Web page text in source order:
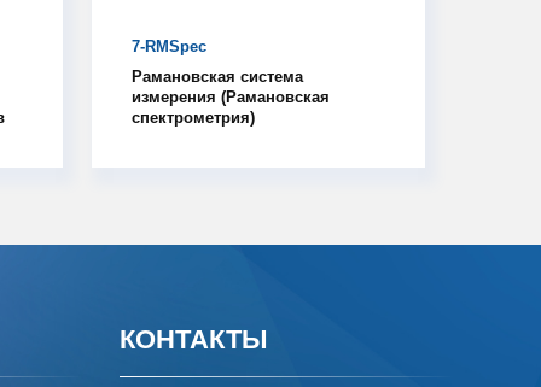
7-RMSpec
Рамановская система
измерения (Рамановская
спектрометрия)
КОНТАКТЫ